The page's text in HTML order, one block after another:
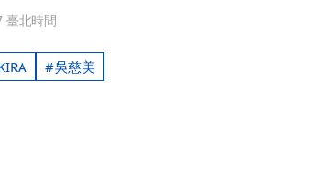
臺北時間
吳慈美